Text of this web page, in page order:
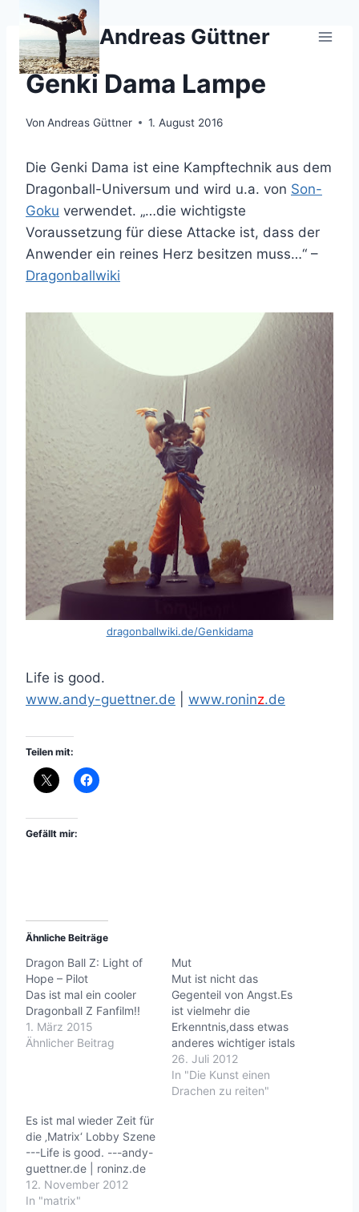
Zum
springen
Andreas Güttner
DRAGONBALL
Genki Dama Lampe
Von Andreas Güttner 1. August 2016
Die Genki Dama ist eine Kampftechnik aus dem
Dragonball-Universum und wird u.a. von Son-
Goku verwendet. „…die wichtigste
Voraussetzung für diese Attacke ist, dass der
Anwender ein reines Herz besitzen muss…“ –
Dragonballwiki
dragonballwiki.de/Genkidama
Life is good.
www.andy-guettner.de
www.roninz.de
Teilen mit:
Gefällt mir:
Ähnliche Beiträge
Dragon Ball Z: Light of
Hope – Pilot
Das ist mal ein cooler
Dragonball Z Fanfilm!!
1. März 2015
Ähnlicher Beitrag
Mut
Mut ist nicht das
Gegenteil von Angst.Es
ist vielmehr die
Erkenntnis,dass etwas
anderes wichtiger istals
die eigene Angst.
(unbekannt) ---Life is
good. ---andy-
26. Juli 2012
In "Die Kunst einen
Drachen zu reiten"
Es ist mal wieder Zeit für
die ‚Matrix‘ Lobby Szene
---Life is good. ---andy-
guettner.de | roninz.de
12. November 2012
In "matrix"